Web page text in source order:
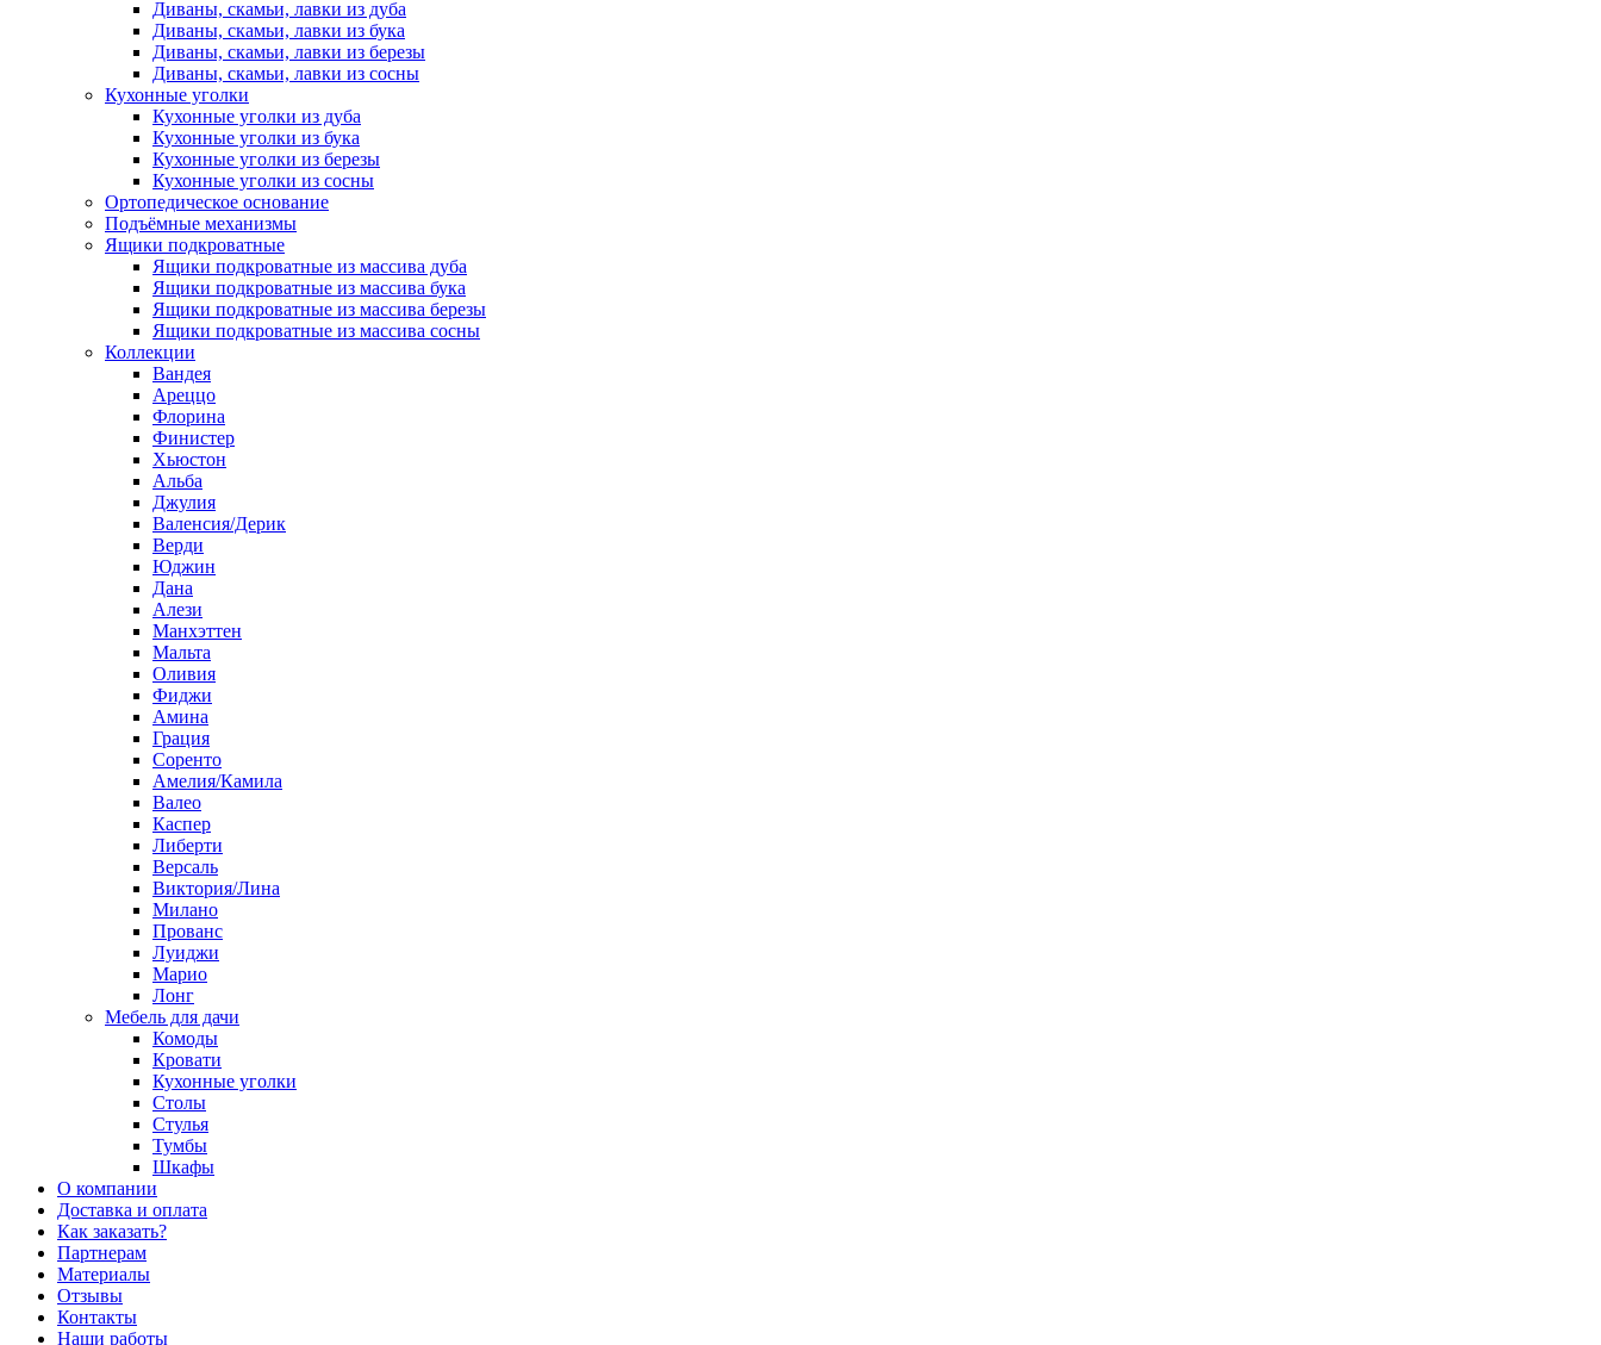
Диваны, скамьи, лавки из дуба
Диваны, скамьи, лавки из бука
Диваны, скамьи, лавки из березы
Диваны, скамьи, лавки из сосны
Кухонные уголки
Кухонные уголки из дуба
Кухонные уголки из бука
Кухонные уголки из березы
Кухонные уголки из сосны
Ортопедическое основание
Подъёмные механизмы
Ящики подкроватные
Ящики подкроватные из массива дуба
Ящики подкроватные из массива бука
Ящики подкроватные из массива березы
Ящики подкроватные из массива сосны
Коллекции
Вандея
Ареццо
Флорина
Финистер
Хьюстон
Альба
Джулия
Валенсия/Дерик
Верди
Юджин
Дана
Алези
Манхэттен
Мальта
Оливия
Фиджи
Амина
Грация
Соренто
Амелия/Камила
Валео
Каспер
Либерти
Версаль
Виктория/Лина
Милано
Прованс
Луиджи
Марио
Лонг
Мебель для дачи
Комоды
Кровати
Кухонные уголки
Столы
Стулья
Тумбы
Шкафы
О компании
Доставка и оплата
Как заказать?
Партнерам
Материалы
Отзывы
Контакты
Наши работы